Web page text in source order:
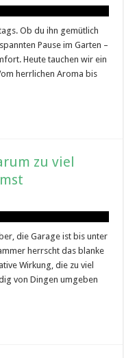
Ob du ihn gemütlich
Pause im Garten –
Heute tauchen wir ein
herrlichen Aroma bis
zu viel
die Garage ist bis unter
herrscht das blanke
Wirkung, die zu viel
von Dingen umgeben